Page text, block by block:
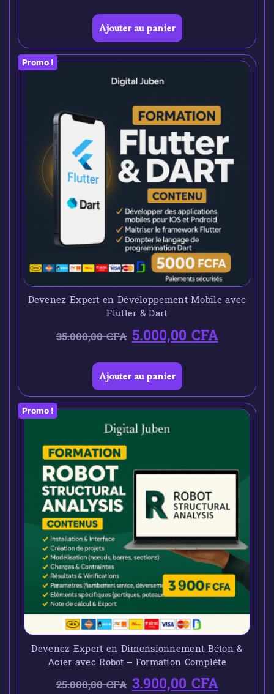
Ajouter au panier
Promo !
Devenez Expert en Développement Mobile avec
Flutter & Dart
35.000,00CFA 5.000,00CFA
Ajouter au panier
Promo !
Devenez Expert en Dimensionnement Béton &
Acier avec Robot – Formation Complète
25.000,00CFA 3.900,00CFA